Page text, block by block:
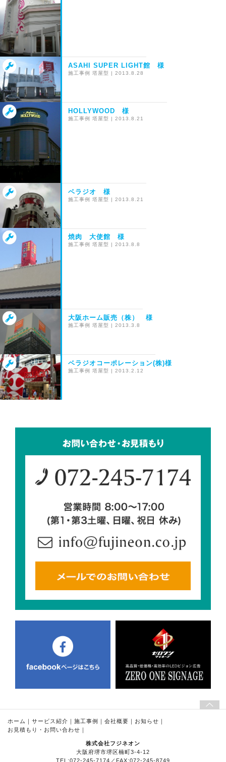
ASAHI SUPER LIGHT館 様
施工事例 塔屋型 2013.8.28
HOLLYWOOD 様
施工事例 塔屋型 2013.8.21
ベラジオ 様
施工事例 塔屋型 2013.8.21
焼肉 大使館 様
施工事例 塔屋型 2013.8.8
大阪ホーム販売（株） 様
施工事例 塔屋型 2013.3.8
ベラジオコーポレーション(株)様
施工事例 塔屋型 2013.2.12
ホーム ｜ サービス紹介 ｜ 施工事例 ｜ 会社概要 ｜ お知らせ ｜
お見積もり・お問い合わせ ｜
株式会社フジネオン
大阪府堺市堺区楠町3-4-12
TEL:072-245-7174／FAX:072-245-8749